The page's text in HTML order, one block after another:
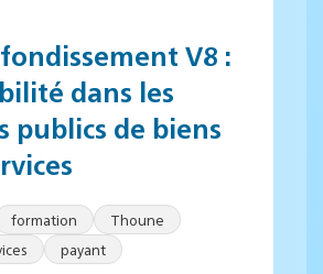
V8 :
dans les
publics de biens
formation
Thoune
payant